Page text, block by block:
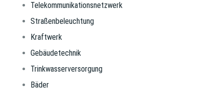
Telekommunikationsnetzwerk
Straßenbeleuchtung
Kraftwerk
Gebäudetechnik
Trinkwasserversorgung
Bäder